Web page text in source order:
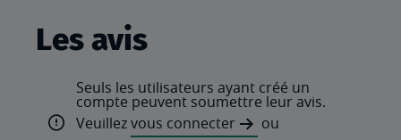
Les avis
Seuls les utilisateurs ayant créé un
compte peuvent soumettre leur avis.
Veuillezvous connecter
ou